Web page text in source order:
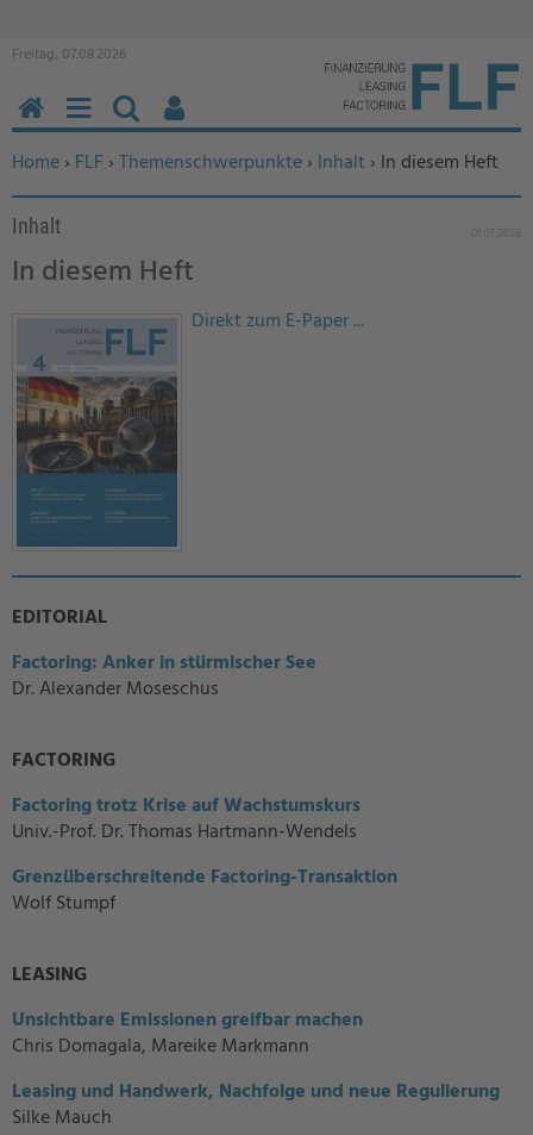
Freitag, 07.08.2026
Sie befinden sich hier:
Home› FLF ›Themenschwerpunkte› Inhalt › In diesem Heft
Inhalt
In diesem Heft
Direkt zum E-Paper ...
EDITORIAL
Factoring: Anker in stürmischer See
Dr. Alexander Moseschus
FACTORING
Factoring trotz Krise auf Wachstumskurs
Univ.-Prof. Dr. Thomas Hartmann-Wendels
Grenzüberschreitende Factoring-Transaktion
Wolf Stumpf
LEASING
Unsichtbare Emissionen greifbar machen
Chris Domagala, Mareike Markmann
Leasing und Handwerk, Nachfolge und neue Regulierung
Silke Mauch
HOMEMENÜSUCHEN
BENUTZERFUNKTIONEN